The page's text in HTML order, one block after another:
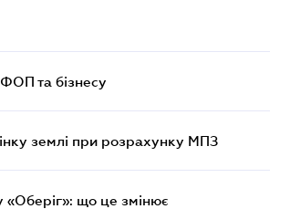
та бізнесу
землі при розрахунку МПЗ
що це змінює